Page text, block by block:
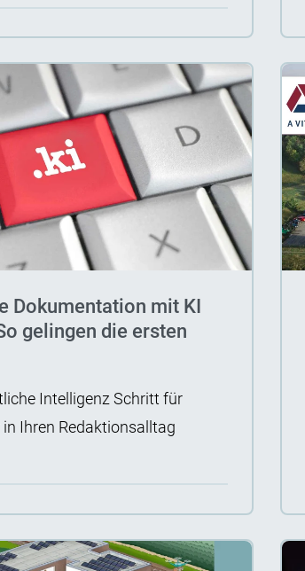
Dokumentation mit KI
gelingen die ersten
Intelligenz Schritt für
Ihren Redaktionsalltag